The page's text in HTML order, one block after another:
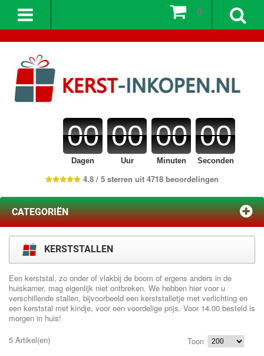
00
Dagen
00
Uur
00
Minuten
00
Seconden
4.8 / 5 sterren uit 4718 beoordelingen
0
CATEGORIËN
KERSTSTALLEN
Een kerststal, zo onder of vlakbij de boom of ergens anders in de
huiskamer, mag eigenlijk niet ontbreken. We hebben hier voor u
verschillende stallen, bijvoorbeeld een kerststalletje met verlichting en
een kerststal met kindje, voor een voordelige prijs. Voor 14.00 besteld is
morgen in huis!
5 Artikel(en)
Toon